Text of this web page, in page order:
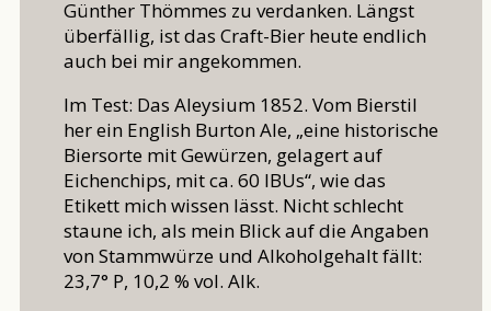
Günther Thömmes zu verdanken. Längst
überfällig, ist das Craft-Bier heute endlich
auch bei mir angekommen.
Im Test: Das Aleysium 1852. Vom Bierstil
her ein English Burton Ale, „eine historische
Biersorte mit Gewürzen, gelagert auf
Eichenchips, mit ca. 60 IBUs“, wie das
Etikett mich wissen lässt. Nicht schlecht
staune ich, als mein Blick auf die Angaben
von Stammwürze und Alkoholgehalt fällt:
23,7° P, 10,2 % vol. Alk.